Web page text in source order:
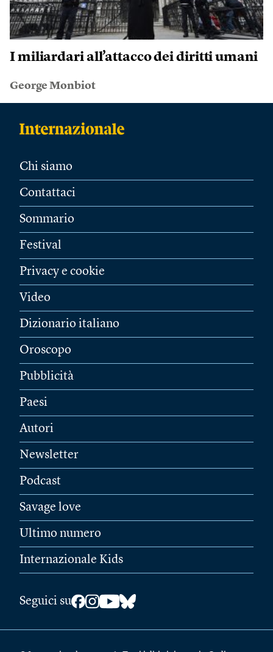
I miliardari all’attacco dei diritti umani
George Monbiot
Chi siamo
Contattaci
Sommario
Festival
Privacy e cookie
Video
Dizionario italiano
Oroscopo
Pubblicità
Paesi
Autori
Newsletter
Podcast
Savage love
Ultimo numero
Internazionale Kids
Seguici su